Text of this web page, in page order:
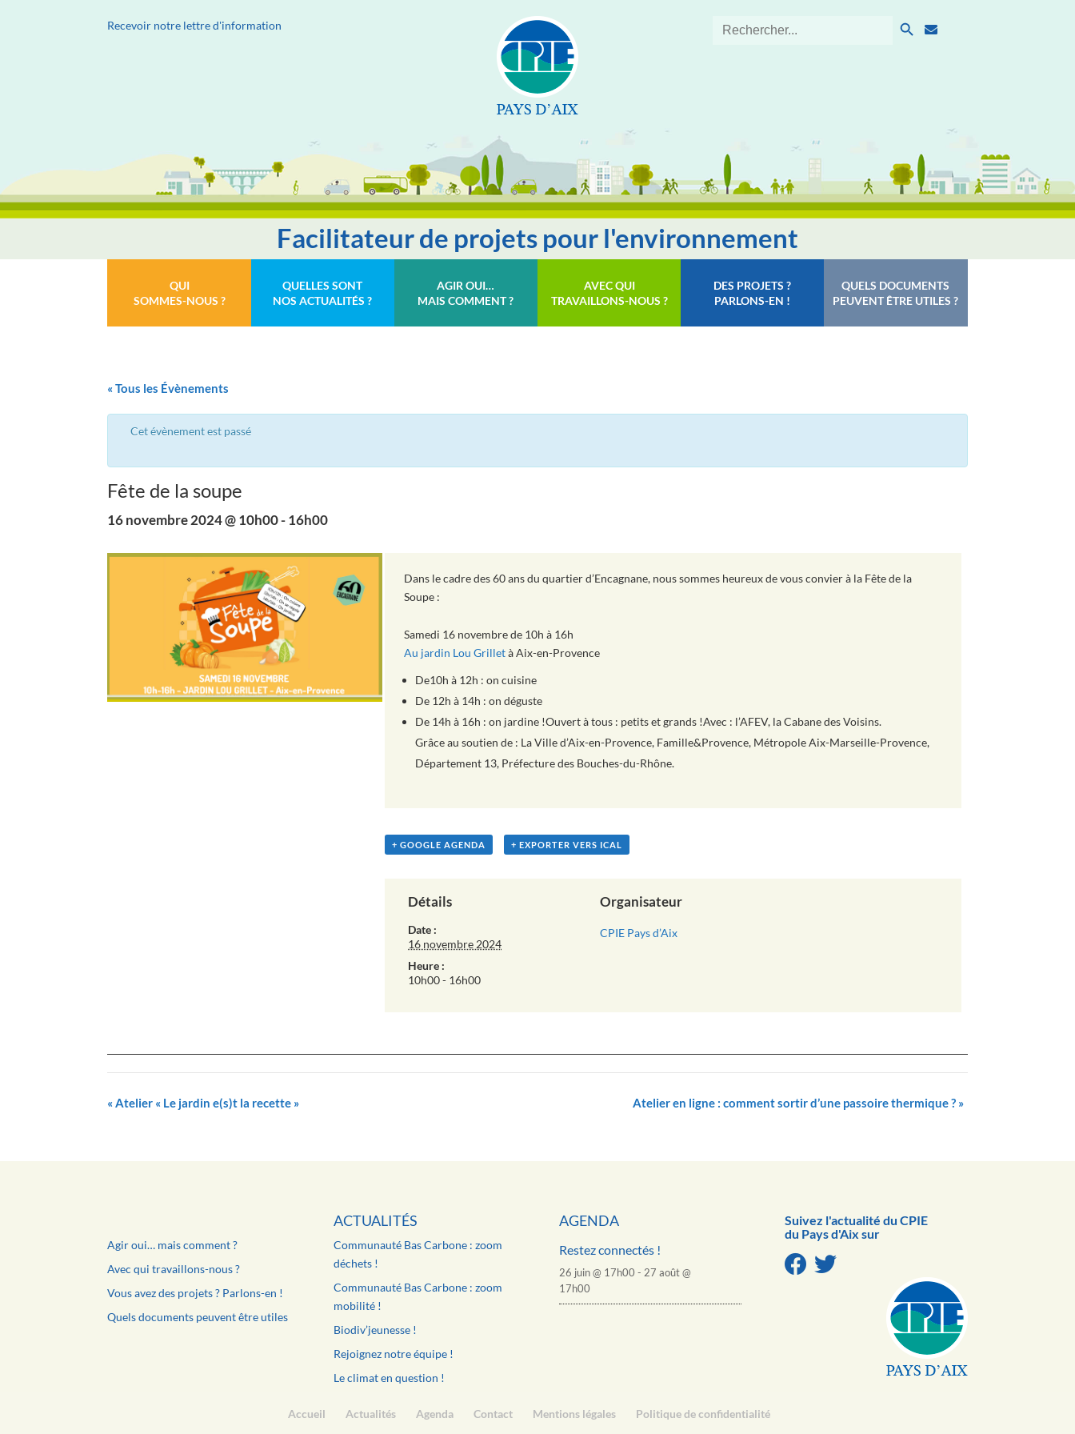
Recevoir notre lettre d'information
Search
for:
Facilitateur de projets pour l'environnement
QUI
SOMMES-NOUS ?
QUELLES SONT
NOS ACTUALITÉS ?
AGIR OUI…
MAIS COMMENT ?
AVEC QUI
TRAVAILLONS-NOUS ?
DES PROJETS ?
PARLONS-EN !
QUELS DOCUMENTS
PEUVENT ÊTRE UTILES ?
« Tous les Évènements
Cet évènement est passé
Fête de la soupe
16 novembre 2024 @ 10h00-16h00
Dans le cadre des 60 ans du quartier d’Encagnane, nous sommes heureux de vous convier à la Fête de la
Soupe :
Samedi 16 novembre de 10h à 16h
Au jardin Lou Grilletà Aix-en-Provence
De10h à 12h : on cuisine
De 12h à 14h : on déguste
De 14h à 16h : on jardine !Ouvert à tous : petits et grands !Avec : l’AFEV, la Cabane des Voisins.
Grâce au soutien de : La Ville d’Aix-en-Provence, Famille&Provence, Métropole Aix-Marseille-Provence,
Département 13, Préfecture des Bouches-du-Rhône.
+ GOOGLE AGENDA + EXPORTER VERS ICAL
Détails
Date :
16 novembre 2024
Heure :
10h00 - 16h00
Organisateur
CPIE Pays d’Aix
« Atelier « Le jardin e(s)t la recette » Atelier en ligne : comment sortir d’une passoire thermique ? »
Agir oui… mais comment ?
Avec qui travaillons-nous ?
Vous avez des projets ? Parlons-en !
Quels documents peuvent être utiles
ACTUALITÉS
Communauté Bas Carbone : zoom
déchets !
Communauté Bas Carbone : zoom
mobilité !
Biodiv’jeunesse !
Rejoignez notre équipe !
Le climat en question !
AGENDA
Restez connectés !
26 juin @ 17h00 - 27 août @
17h00
Suivez l'actualité du CPIE
du Pays d'Aix sur
Accueil Actualités Agenda Contact Mentions légales Politique de confidentialité